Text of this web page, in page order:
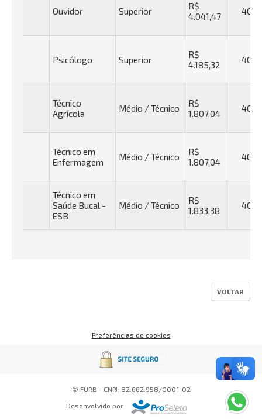
Ouvidor Superior
R$
4.041,47
40h
Psicólogo Superior
R$
4.185,32
40h
Técnico
Agrícola
Médio / Técnico
R$
1.807,04
40h
Técnico em
Enfermagem
Médio / Técnico
R$
1.807,04
40h
Técnico em
Saúde Bucal -
ESB
Médio / Técnico
R$
1.833,38
40h
VOLTAR
Preferências de cookies
© FURB - CNPJ: 82.662.958/0001-02
Desenvolvido por